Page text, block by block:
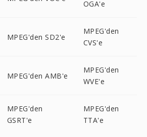
OGA'e
MPEG'den SD2'e
MPEG'den
CVS'e
MPEG'den AMB'e
MPEG'den
WVE'e
MPEG'den
GSRT'e
MPEG'den
TTA'e